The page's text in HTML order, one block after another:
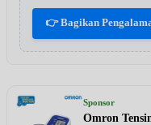
👉 Bagikan
Sponsor
Omron